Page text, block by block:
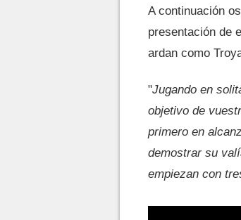
A continuación
presentación de
ardan como
"Jugando en
objetivo de
primero en
demostrar su
empiezan con